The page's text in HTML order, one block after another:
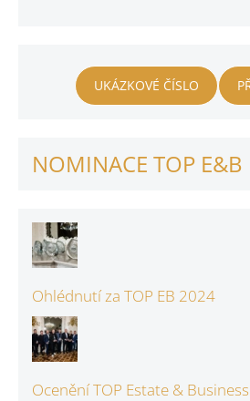
UKÁZKOVÉ ČÍSLO
NOMINACE TOP E&B
Ohlédnutí za TOP EB 2024
Ocenění TOP Estate &